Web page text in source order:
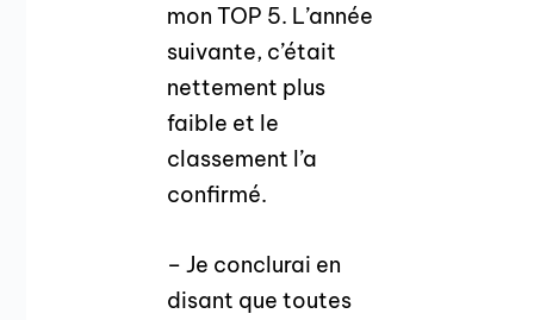
mon TOP 5. L’année
suivante, c’était
nettement plus
faible et le
classement l’a
confirmé.
– Je conclurai en
disant que toutes